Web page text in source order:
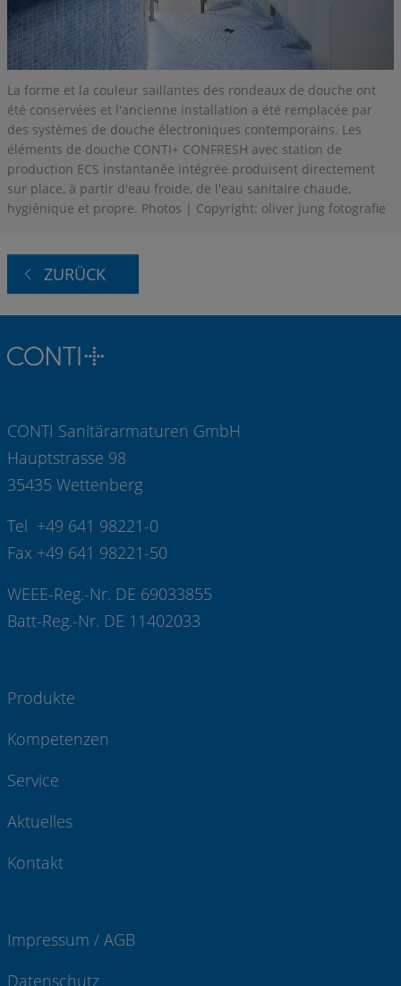
La forme et la couleur saillantes des rondeaux de douche ont
été conservées et l'ancienne installation a été remplacée par
des systèmes de douche électroniques contemporains. Les
éléments de douche CONTI+ CONFRESH avec station de
production ECS instantanée intégrée produisent directement
sur place, à partir d'eau froide, de l'eau sanitaire chaude,
hygiénique et propre. Photos | Copyright: oliver jung fotografie
ZURÜCK
CONTI Sanitärarmaturen GmbH
Hauptstrasse 98
35435 Wettenberg
Tel +49 641 98221-0
Fax +49 641 98221-50
WEEE-Reg.-Nr. DE 69033855
Batt-Reg.-Nr. DE 11402033
Produkte
Kompetenzen
Service
Aktuelles
Kontakt
Impressum / AGB
Datenschutz